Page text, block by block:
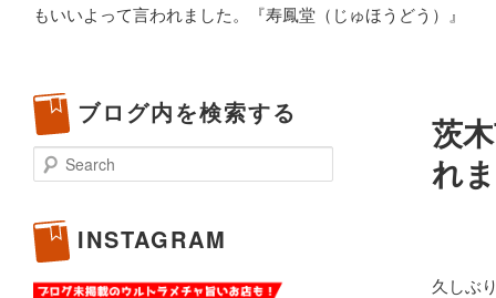
もいいよって言われました。『寿鳳堂（じゅほうどう）』
茨
れ
久しぶ
ブログ内を検索する
Search
INSTAGRAM